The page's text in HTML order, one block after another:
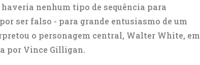
nenhum tipo de sequência para
ser falso - para grande entusiasmo de um
o personagem central, Walter White, em
por Vince Gilligan.